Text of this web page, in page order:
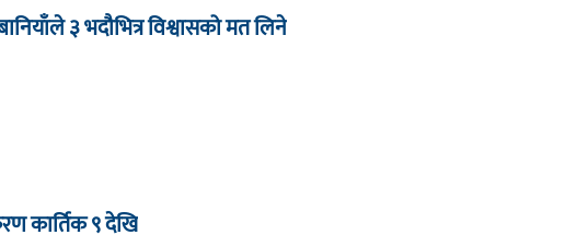
३ भदौभित्र विश्वासको मत लिने
कार्तिक ९ देखि